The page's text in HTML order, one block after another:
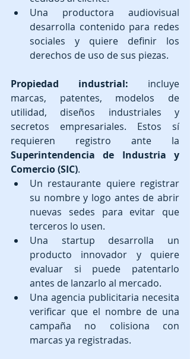
Una productora audiovisual
desarrolla contenido para redes
sociales y quiere definir los
derechos de uso de sus piezas.
Propiedad industrial: incluye
marcas, patentes, modelos de
utilidad, diseños industriales y
secretos empresariales. Estos sí
Superintendencia de Industria y
Comercio (SIC).
Un restaurante quiere registrar
su nombre y logo antes de abrir
nuevas sedes para evitar que
terceros lo usen.
Una startup desarrolla un
producto innovador y quiere
evaluar si puede patentarlo
antes de lanzarlo al mercado.
Una agencia publicitaria necesita
verificar que el nombre de una
campaña no colisiona con
marcas ya registradas.